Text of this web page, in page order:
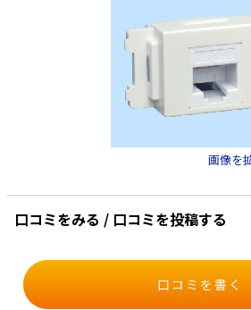
画像を
口コミをみる / 口コミを投稿する
口コミを書く